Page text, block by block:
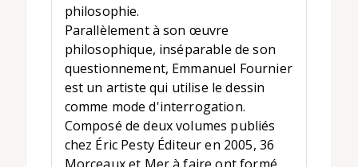
philosophie.
Parallèlement à son œuvre
philosophique, inséparable de son
questionnement, Emmanuel Fournier
est un artiste qui utilise le dessin
comme mode d'interrogation.
Composé de deux volumes publiés
chez Éric Pesty Éditeur en 2005, 36